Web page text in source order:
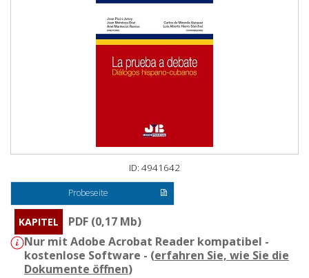
ID: 4941642
Probeseite
KAPITEL
PDF (0,17 Mb)
Nur mit Adobe Acrobat Reader kompatibel -
kostenlose Software - (erfahren Sie, wie Sie die
Dokumente öffnen)